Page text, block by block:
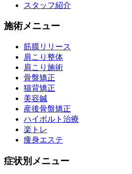
スタッフ紹介
施術メニュー
筋膜リリース
肩こり整体
肩こり施術
骨盤矯正
猫背矯正
美容鍼
産後骨盤矯正
ハイボルト治療
楽トレ
痩身エステ
症状別メニュー